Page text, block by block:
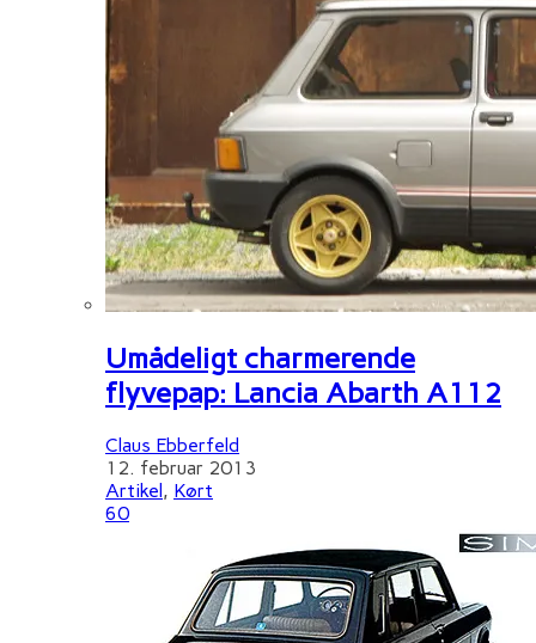
Umådeligt charmerende
flyvepap: Lancia Abarth A112
Claus Ebberfeld
12. februar 2013
Artikel, Kørt
60